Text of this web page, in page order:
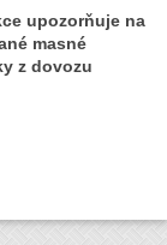
upozorňuje na
masné
z dovozu